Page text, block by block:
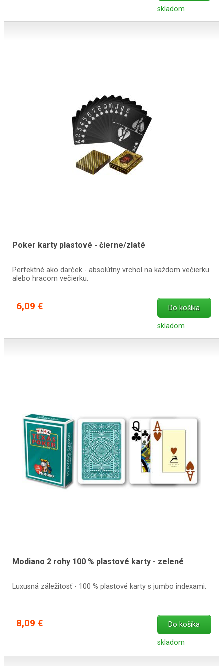
skladom
Poker karty plastové - čierne/zlaté
Perfektné ako darček - absolútny vrchol na každom večierku
alebo hracom večierku.
6,09 € Do košíka
skladom
Modiano 2 rohy 100 % plastové karty - zelené
Luxusná záležitosť - 100 % plastové karty s jumbo indexami.
8,09 € Do košíka
skladom